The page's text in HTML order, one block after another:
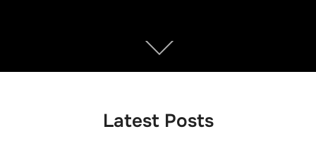
Scroll
down
Latest Posts